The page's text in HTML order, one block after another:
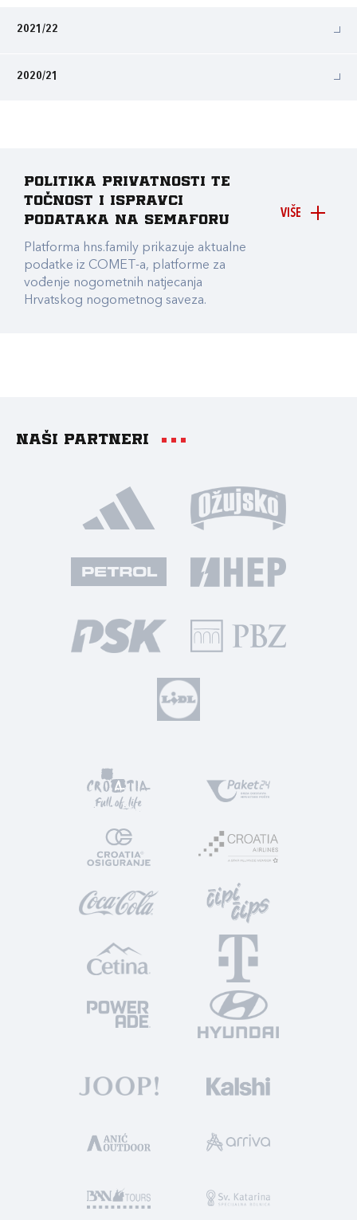
2021/22
2020/21
VIŠE
Politika privatnosti te
točnost i ispravci
podataka na Semaforu
Platforma hns.family prikazuje aktualne
podatke iz COMET-a, platforme za
vođenje nogometnih natjecanja
Hrvatskog nogometnog saveza.
Naši partneri